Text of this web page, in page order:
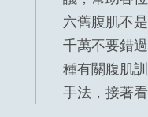
六舊腹肌不
千萬不要錯
種有關腹肌
手法，接著